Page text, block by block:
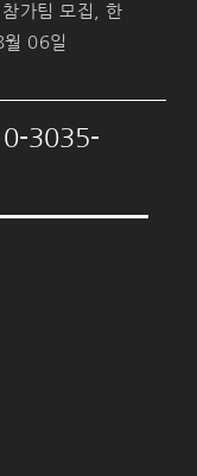
가팀 모집, 한
06일
3035-